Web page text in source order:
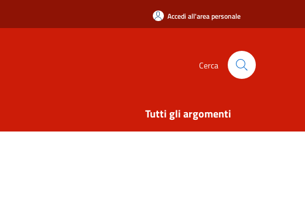
Accedi all'area personale
Cerca
Tutti gli argomenti